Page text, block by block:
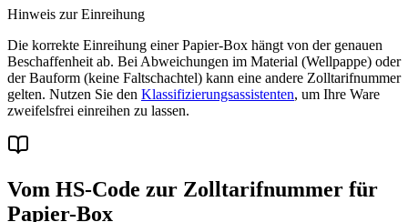
Hinweis zur Einreihung
Die korrekte Einreihung einer Papier-Box hängt von der genauen
Beschaffenheit ab. Bei Abweichungen im Material (Wellpappe) oder
der Bauform (keine Faltschachtel) kann eine andere Zolltarifnummer
gelten. Nutzen Sie den Klassifizierungsassistenten, um Ihre Ware
zweifelsfrei einreihen zu lassen.
Vom HS-Code zur Zolltarifnummer für
Papier-Box